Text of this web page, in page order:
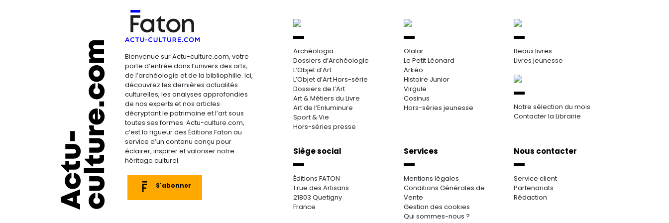
Bienvenue sur Actu-culture.com, votre
porte d’entrée dans l’univers des arts,
de l’archéologie et de la bibliophilie. Ici,
découvrez les dernières actualités
culturelles, les analyses approfondies
de nos experts et nos articles
décryptant le patrimoine et l’art sous
toutes ses formes. Actu-culture.com,
c’est la rigueur des Éditions Faton au
service d’un contenu conçu pour
éclairer, inspirer et valoriser notre
héritage culturel.
S'abonner
Archéologia
Dossiers d’Archéologie
L’Objet d’Art
L’Objet d’Art Hors-série
Dossiers de l’Art
Art & Métiers du Livre
Art de l’Enluminure
Sport & Vie
Hors-séries presse
Olalar
Le Petit Léonard
Arkéo
Histoire Junior
Virgule
Cosinus
Hors-séries jeunesse
Beaux livres
Livres jeunesse
Notre sélection du mois
Contacter la Librairie
Siège social
Éditions FATON
1 rue des Artisans
21803 Quetigny
France
Services
Mentions légales
Conditions Générales de
Vente
Gestion des cookies
Qui sommes-nous ?
Nous contacter
Service client
Partenariats
Rédaction